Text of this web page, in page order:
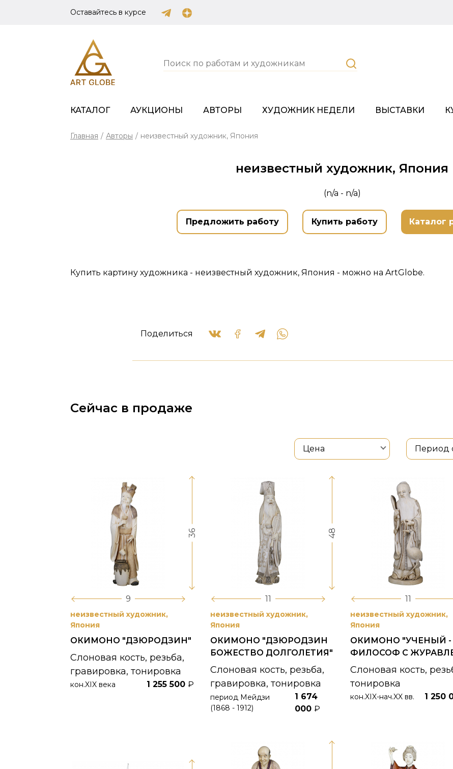
Оставайтесь в курсе
КАТАЛОГ АУКЦИОНЫ АВТОРЫ ХУДОЖНИК НЕДЕЛИ ВЫСТАВКИ
Главная / Авторы / неизвестный художник, Япония
неизвестный художник, Япония
(n/a - n/a)
Предложить работу Купить работу Каталог
Купить картину художника - неизвестный художник, Япония - можно на ArtGlobe.
Поделиться
Сейчас в продаже
Цена Период
9
36
неизвестный художник,
Япония
ОКИМОНО "ДЗЮРОДЗИН"
Слоновая кость, резьба,
гравировка, тонировка
кон.XIX века 1 255 500 ₽
11
48
неизвестный художник,
Япония
ОКИМОНО "ДЗЮРОДЗИН
БОЖЕСТВО ДОЛГОЛЕТИЯ"
Слоновая кость, резьба,
гравировка, тонировка
период Мейдзи
(1868 - 1912)
1 674
000₽
11
неизвестный художник,
Япония
ОКИМОНО "УЧЕНЫЙ -
ФИЛОСОФ С
Слоновая кость,
тонировка
кон.XIX-нач.XX вв. 1 250